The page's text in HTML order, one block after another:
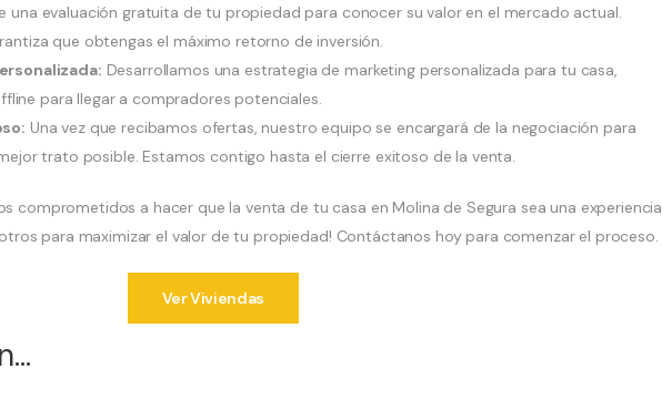
una evaluación gratuita de tu propiedad para conocer su valor en el mercado actual.
que obtengas el máximo retorno de inversión.
Desarrollamos una estrategia de marketing personalizada para tu casa,
para llegar a compradores potenciales.
Una vez que recibamos ofertas, nuestro equipo se encargará de la negociación para
trato posible. Estamos contigo hasta el cierre exitoso de la venta.
comprometidos a hacer que la venta de tu casa en Molina de Segura sea una experiencia
para maximizar el valor de tu propiedad! Contáctanos hoy para comenzar el proceso.
Ver Viviendas